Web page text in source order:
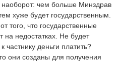
наоборот: чем больше Минздрав
хуже будет государственным.
того, что государственные
на недостатках. Не будет
частнику деньги платить?
они созданы для получения